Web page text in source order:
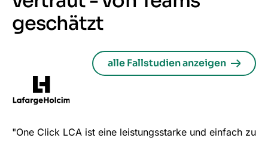
geschätzt
alle Fallstudien anzeigen
"One Click LCA ist eine leistungsstarke und einfach zu